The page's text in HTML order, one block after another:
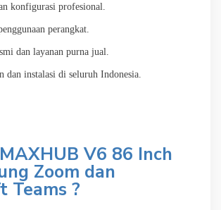
konfigurasi profesional.
perangkat.
dan layanan purna jual.
dan instalasi di seluruh Indonesia.
V6 86 Inch
Zoom dan
Teams ?